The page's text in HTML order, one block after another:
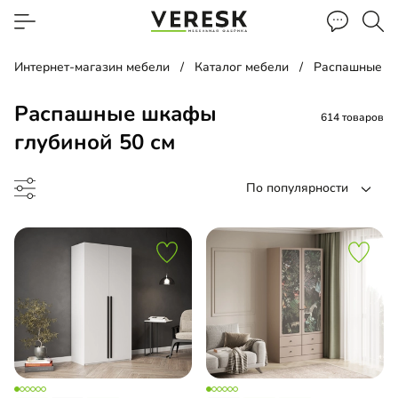
Интернет-магазин мебели Каталог мебели Распашные
Распашные шкафы
глубиной 50 см
614 товаров
По популярности
шкаф